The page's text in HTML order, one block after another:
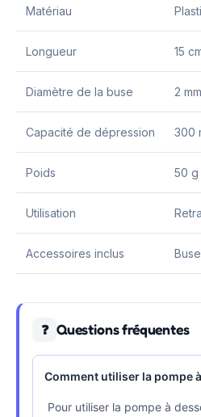
Matériau
Longueur 15
Diamètre de la buse 2 mm
Capacité de dépression 300
Poids 50 g
Utilisation
Accessoires inclus
❓ Questions fréquentes
Comment utiliser la pompe
Pour utiliser la pompe à